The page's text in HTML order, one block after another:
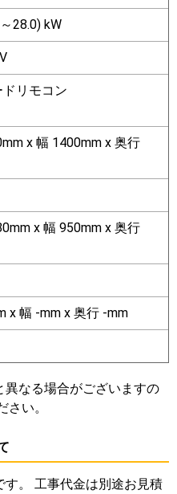
28.0) kW
ドリモコン
x 幅 1400mm x 奥行
x 幅 950mm x 奥行
x 幅 -mm x 奥行 -mm
なる場合がございますの
い。
。 工事代金は別途お見積